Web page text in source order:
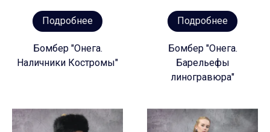
Подробнее
Бомбер "Онега.
Наличники Костромы"
Подробнее
Бомбер "Онега.
Барельефы
линогравюра"